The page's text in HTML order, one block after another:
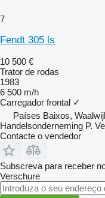
7
Fendt 305 ls
10 500 €
Trator de rodas
1983
6 500 m/h
Carregador frontal ✓
Países Baixos,
Handelsonderneming P.
Contacte o vendedor
Subscreva para receber
Verschure